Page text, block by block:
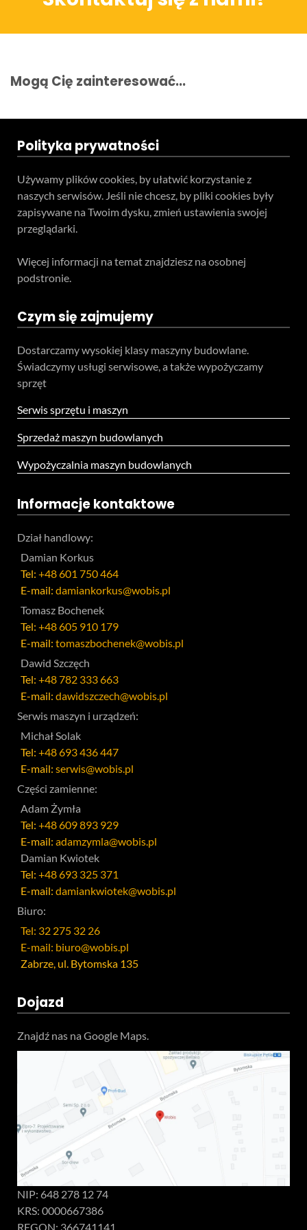
Kom:+48 605 910 179
Mogą Cię zainteresować...
Polityka prywatności
Używamy plików cookies, by ułatwić korzystanie z
naszych serwisów. Jeśli nie chcesz, by pliki cookies były
zapisywane na Twoim dysku, zmień ustawienia swojej
przeglądarki.
Więcej informacji na temat znajdziesz na osobnej
podstronie.
Czym się zajmujemy
Dostarczamy wysokiej klasy maszyny budowlane.
Świadczymy usługi serwisowe, a także wypożyczamy
sprzęt
Serwis sprzętu i maszyn
Sprzedaż maszyn budowlanych
Wypożyczalnia maszyn budowlanych
Informacje kontaktowe
Dział handlowy:
Damian Korkus
Tel: +48 601 750 464
E-mail: damiankorkus@wobis.pl
Tomasz Bochenek
Tel: +48 605 910 179
E-mail: tomaszbochenek@wobis.pl
Dawid Szczęch
Tel: +48 782 333 663
E-mail: dawidszczech@wobis.pl
Serwis maszyn i urządzeń:
Michał Solak
Tel: +48 693 436 447
E-mail: serwis@wobis.pl
Części zamienne:
Adam Żymła
Tel: +48 609 893 929
E-mail: adamzymla@wobis.pl
Damian Kwiotek
Tel: +48 693 325 371
E-mail: damiankwiotek@wobis.pl
Biuro:
Tel: 32 275 32 26
E-mail: biuro@wobis.pl
Zabrze, ul. Bytomska 135
Dojazd
Znajdź nas na Google Maps.
NIP: 648 278 12 74
KRS: 0000667386
REGON: 366741141